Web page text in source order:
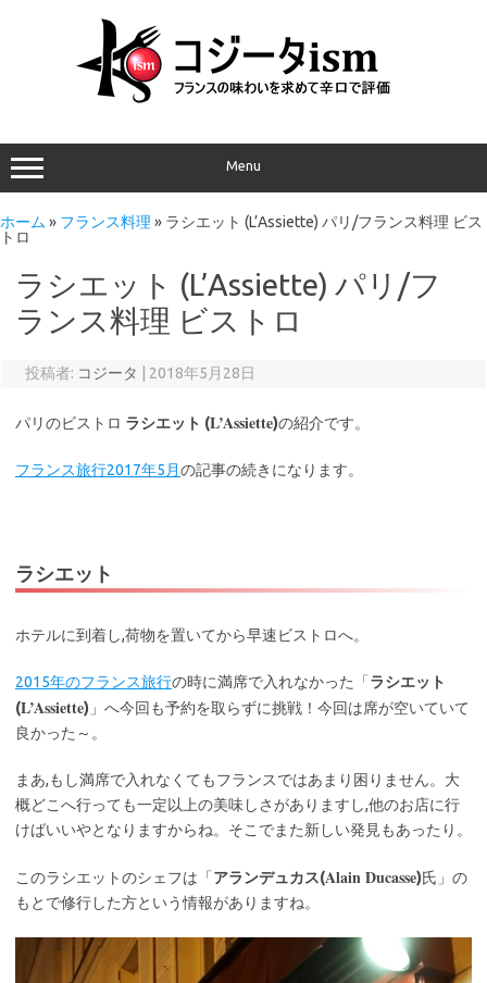
Menu
ホーム » フランス料理 » ラシエット (L’Assiette) パリ/フランス料理 ビス
トロ
ラシエット (L’Assiette) パリ/フ
ランス料理 ビストロ
投稿者: コジータ 2018年5月28日
パリのビストロ ラシエット (L’Assiette)の紹介です。
フランス旅行2017年5月の記事の続きになります。
ラシエット
ホテルに到着し,荷物を置いてから早速ビストロへ。
2015年のフランス旅行の時に満席で入れなかった「ラシエット
(L’Assiette) 」へ今回も予約を取らずに挑戦！今回は席が空いていて
良かった～。
まあ,もし満席で入れなくてもフランスではあまり困りません。大
概どこへ行っても一定以上の美味しさがありますし,他のお店に行
けばいいやとなりますからね。そこでまた新しい発見もあったり。
このラシエットのシェフは「アランデュカス(Alain Ducasse)氏」の
もとで修行した方という情報がありますね。